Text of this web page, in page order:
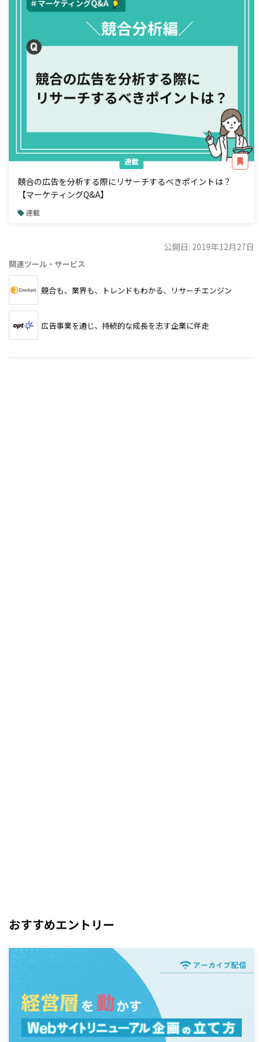
連載
競合の広告を分析する際にリサーチするべきポイントは？
【マーケティングQ&A】
連載
公開日: 2019年12月27日
関連ツール・サービス
競合も、業界も、トレンドもわかる、リサーチエンジン
広告事業を通じ、持続的な成長を志す企業に伴走
おすすめエントリー